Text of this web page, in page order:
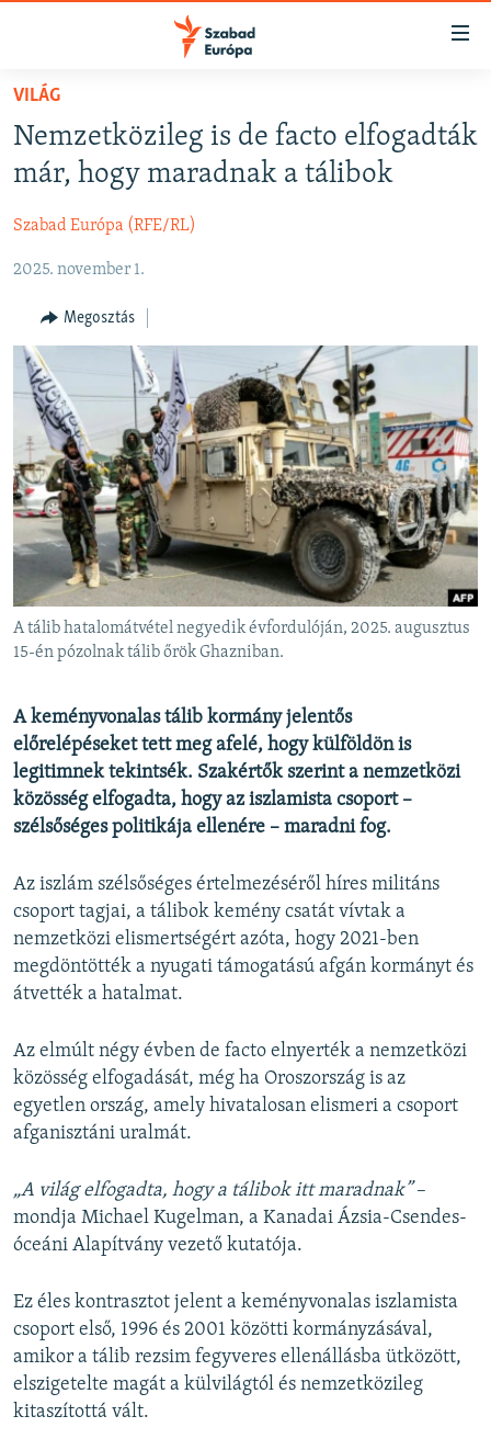
Akadálymentes
Ugrás
fő
oldalra
Ugrás
NAPIRENDEN
AKTUÁLIS
PODCASTOK
VIDEÓK
ELEMZŐ
NER15
SZABADON
TÁRSADALOM
DEMOKRÁCIA
A PÉNZ NYOMÁBAN
EURÓPAI UNIÓ
VILÁG
KLÍMAVÁLTOZÁS
A MÚLT TANULSÁGAI
Valamennyi RFE/RL weboldal
VILÁG
Nemzetközileg is de facto elfogadták
már, hogy maradnak a tálibok
Szabad Európa (RFE/RL)
2025. november 1.
Megosztás
A tálib hatalomátvétel negyedik évfordulóján, 2025. augusztus
15-én pózolnak tálib őrök Ghazniban.
A keményvonalas tálib kormány jelentős
előrelépéseket tett meg afelé, hogy külföldön is
legitimnek tekintsék. Szakértők szerint a nemzetközi
közösség elfogadta, hogy az iszlamista csoport –
szélsőséges politikája ellenére – maradni fog.
Az iszlám szélsőséges értelmezéséről híres militáns
csoport tagjai, a tálibok kemény csatát vívtak a
nemzetközi elismertségért azóta, hogy 2021-ben
megdöntötték a nyugati támogatású afgán kormányt és
átvették a hatalmat.
Az elmúlt négy évben de facto elnyerték a nemzetközi
közösség elfogadását, még ha Oroszország is az
egyetlen ország, amely hivatalosan elismeri a csoport
afganisztáni uralmát.
„A világ elfogadta, hogy a tálibok itt maradnak”–
mondja Michael Kugelman, a Kanadai Ázsia-Csendes-
óceáni Alapítvány vezető kutatója.
Ez éles kontrasztot jelent a keményvonalas iszlamista
csoport első, 1996 és 2001 közötti kormányzásával,
amikor a tálib rezsim fegyveres ellenállásba ütközött,
elszigetelte magát a külvilágtól és nemzetközileg
kitaszítottá vált.